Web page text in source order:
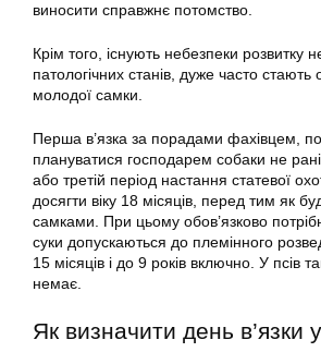
виносити справжнє потомство.
Крім того, існують небезпеки розвитку
патологічних станів, дуже часто стають
молодої самки.
Перша в’язка за порадами фахівцем,
плануватися господарем собаки не
або третій період настання статевої
досягти віку 18 місяців, перед тим як
самками. При цьому обов’язково
суки допускаються до племінного
15 місяців і до 9 років включно. У псів
немає.
Як визначити день в’язки